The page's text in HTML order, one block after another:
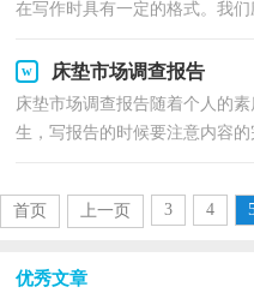
在写作时具有一定的格式。我
床垫市场调查报告
床垫市场调查报告随着个人的
生，写报告的时候要注意内容
首页 上一页 3 4
优秀文章